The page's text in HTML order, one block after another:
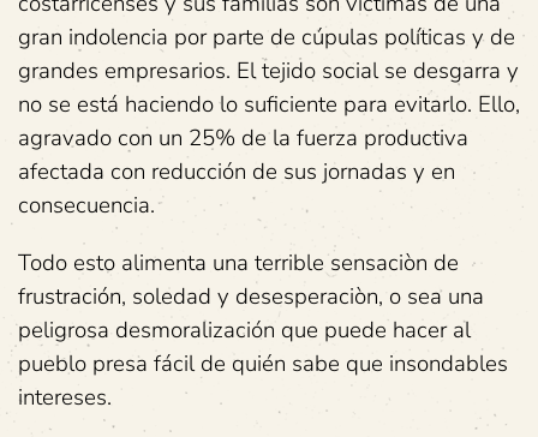
gran indolencia por parte de cúpulas políticas y de
grandes empresarios. El tejido social se desgarra y
no se está haciendo lo suficiente para evitarlo. Ello,
agravado con un 25% de la fuerza productiva
afectada con reducción de sus jornadas y en
consecuencia.
Todo esto alimenta una terrible sensaciòn de
frustración, soledad y desesperaciòn, o sea una
peligrosa desmoralización que puede hacer al
pueblo presa fácil de quién sabe que insondables
intereses.